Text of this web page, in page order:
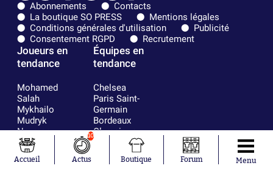
Abonnements
Contacts
La boutique SO PRESS
Mentions légales
Conditions générales d'utilisation
Publicité
Consentement RGPD
Recrutement
Joueurs en
tendance
Mohamed
Salah
Mykhailo
Mudryk
Neymar
Khalis Merah
Loïs Openda
Moussa
Équipes en
tendance
Chelsea
Paris Saint-
Germain
Bordeaux
Olympique
lyonnais
Real Madrid
Accueil
10
Actus Boutique Forum Menu